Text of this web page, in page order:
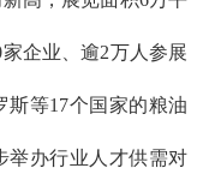
企业、逾2万人参展
斯等17个国家的粮油
举办行业人才供需对